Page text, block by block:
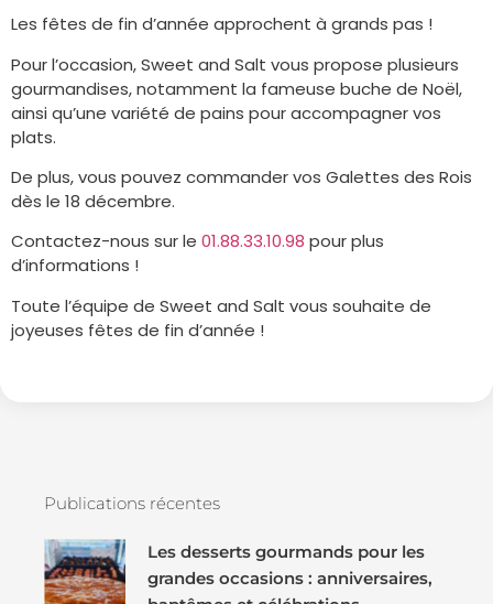
Les fêtes de fin d’année approchent à grands pas !
Pour l’occasion, Sweet and Salt vous propose plusieurs
gourmandises, notamment la fameuse buche de Noël,
ainsi qu’une variété de pains pour accompagner vos
plats.
De plus, vous pouvez commander vos Galettes des Rois
dès le 18 décembre.
Contactez-nous sur le 01.88.33.10.98 pour plus
d’informations !
Toute l’équipe de Sweet and Salt vous souhaite de
joyeuses fêtes de fin d’année !
Publications récentes
Les desserts gourmands pour les
grandes occasions : anniversaires,